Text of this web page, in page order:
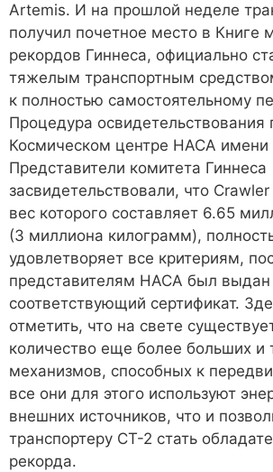
Artemis. И на прошлой неделе
получил почетное место в Книге
рекордов Гиннеса, официально
тяжелым транспортным
к полностью самостоятельному
Процедура освидетельствования
Космическом центре НАСА имени
Представители комитета Гиннеса
засвидетельствовали, что
вес которого составляет 6.65
(3 миллиона килограмм),
удовлетворяет все критериям,
представителям НАСА был выдан
соответствующий сертификат.
отметить, что на свете
количество еще более больших и
механизмов, способных к
все они для этого используют
внешних источников, что и
транспортеру CT-2 стать
рекорда.